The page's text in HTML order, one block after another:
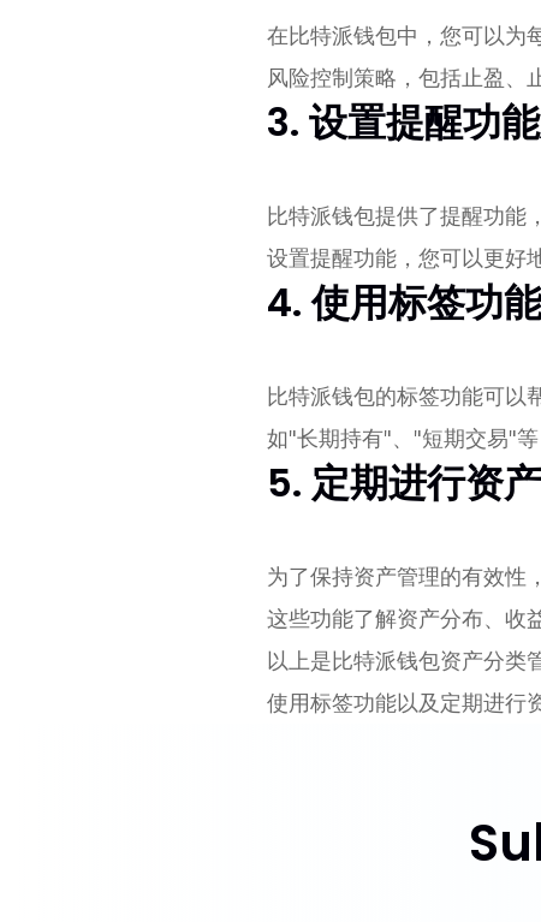
在比特派钱包中，您可以为
风险控制策略，包括止盈、
3. 设置提醒功
比特派钱包提供了提醒功能
设置提醒功能，您可以更好
4. 使用标签功
比特派钱包的标签功能可以
如"长期持有"、"短期交易"
5. 定期进行资
为了保持资产管理的有效性
这些功能了解资产分布、收
以上是比特派钱包资产分类
使用标签功能以及定期进行